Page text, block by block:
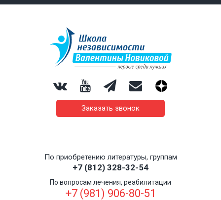
Заказать звонок
По приобретению литературы, группам
+7 (812) 328-32-54
По вопросам лечения, реабилитации
+7 (981) 906-80-51